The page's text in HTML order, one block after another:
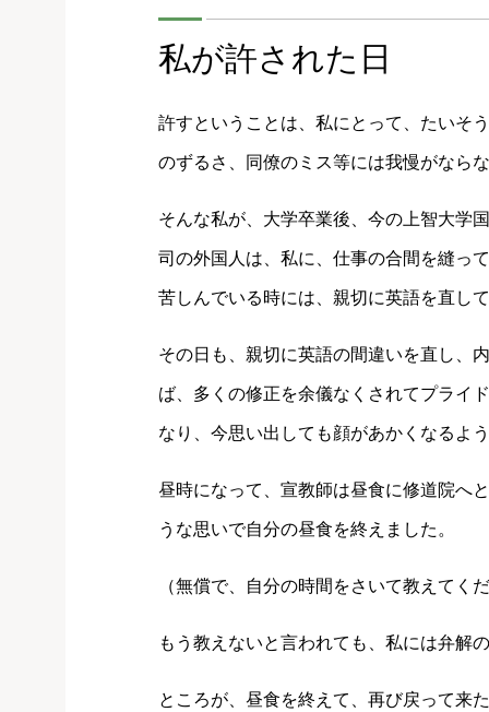
私が許された日
許すということは、私にとって、たいそ
のずるさ、同僚のミス等には我慢がなら
そんな私が、大学卒業後、今の上智大学
司の外国人は、私に、仕事の合間を縫っ
苦しんでいる時には、親切に英語を直し
その日も、親切に英語の間違いを直し、
ば、多くの修正を余儀なくされてプライ
なり、今思い出しても顔があかくなるよ
昼時になって、宣教師は昼食に修道院へ
うな思いで自分の昼食を終えました。
（無償で、自分の時間をさいて教えてく
もう教えないと言われても、私には弁解
ところが、昼食を終えて、再び戻って来